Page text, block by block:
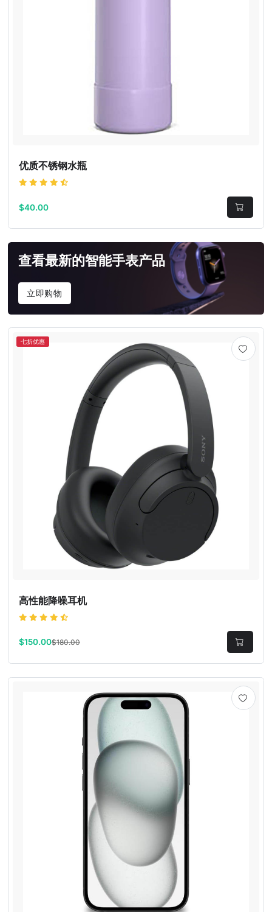
优质不锈钢水瓶
$40.00
查看最新的智能手表产品
立即购物
七折优惠
高性能降噪耳机
$150.00$180.00